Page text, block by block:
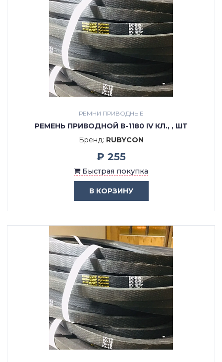
РЕМНИ ПРИВОДНЫЕ
РЕМЕНЬ ПРИВОДНОЙ В-1180 IV КЛ., , ШТ
Бренд: RUBYCON
₽ 255
Быстрая покупка
В КОРЗИНУ